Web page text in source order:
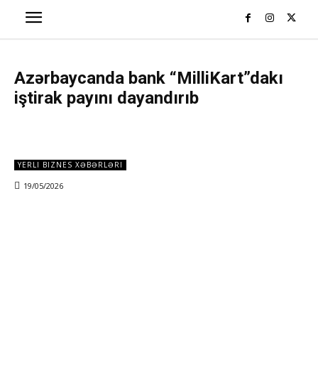
Azərbaycanda bank “MilliKart”dakı
iştirak payını dayandırıb
YERLI BIZNES XƏBƏRLƏRI
19/05/2026